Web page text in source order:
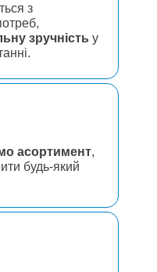
з
зручність у
асортимент,
будь-який